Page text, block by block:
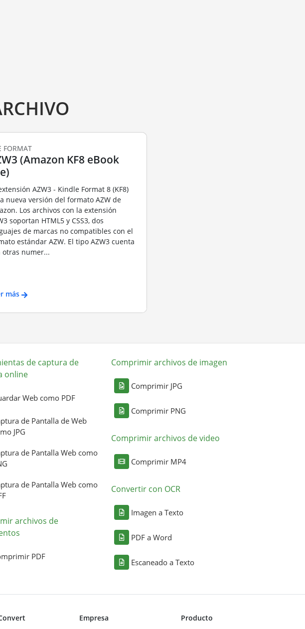
FORMAT
(Amazon KF8 eBook
AZW3 - Kindle Format 8 (KF8)
nueva versión del formato AZW de
Los archivos con la extensión
soportan HTML5 y CSS3, dos
de marcas no compatibles con el
estándar AZW. El tipo AZW3 cuenta
otras numer...
más
de captura de
online
Web como PDF
de Pantalla de Web
JPG
de Pantalla Web como
de Pantalla Web como
archivos de
PDF
Comprimir archivos de imagen
Comprimir JPG
Comprimir PNG
Comprimir archivos de video
Comprimir MP4
Convertir con OCR
Imagen a Texto
PDF a Word
Escaneado a Texto
Empresa Producto